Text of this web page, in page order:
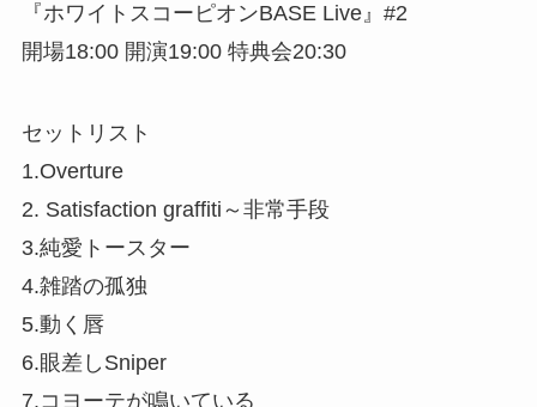
『ホワイトスコーピオンBASE Live』#2
開場18:00 開演19:00 特典会20:30
セットリスト
1.Overture
2. Satisfaction graffiti～非常手段
3.純愛トースター
4.雑踏の孤独
5.動く唇
6.眼差しSniper
7.コヨーテが鳴いている